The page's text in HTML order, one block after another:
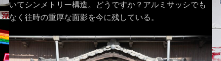
いてシンメトリー構造。どうですか？アルミサッシでも
なく往時の重厚な面影を今に残している。